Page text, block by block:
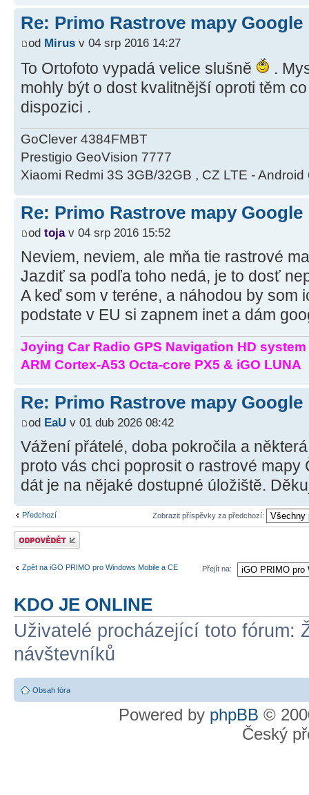
Re: Primo Rastrove mapy Google
od Mirus v 04 srp 2016 14:27
To Ortofoto vypadá velice slušně
.
mohly být o dost kvalitnější oproti těm
dispozici .
GoClever 4384FMBT
Prestigio GeoVision 7777
Xiaomi Redmi 3S 3GB/32GB , CZ LTE - Android
Re: Primo Rastrove mapy Google
od tojav 04 srp 2016 15:52
Neviem, neviem, ale mňa tie rastrové
Jazdiť sa podľa toho nedá, je to dosť
A keď som v teréne, a náhodou by som
podstate v EU si zapnem inet a dám
Joying Car Radio GPS Navigation HD
ARM Cortex-A53 Octa-core PX5 & iGO LUNA
Re: Primo Rastrove mapy Google
od EaU v 01 dub 2026 08:42
Vážení přátelé, doba pokročila a
proto vás chci poprosit o rastrové mapy
dát je na nějaké dostupné úložiště.
Předchozí Zobrazit příspěvky za předchozí:
Odeslat odpověď
Zpět na iGO PRIMO pro Windows Mobile a CE Přejít na:
KDO JE ONLINE
Uživatelé procházející toto fórum:
návštevníků
Obsah fóra
Powered by phpBB ©
Český